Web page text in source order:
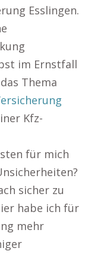
Esslingen.
im Ernstfall
Thema
Kfz-
für mich
sicher zu
habe ich für
mehr